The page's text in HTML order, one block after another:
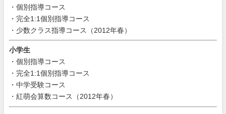
・個別指導コース
・完全1:1個別指導コース
・少数クラス指導コース（2012年春）
小学生
・個別指導コース
・完全1:1個別指導コース
・中学受験コース
・紅萌会算数コース（2012年春）